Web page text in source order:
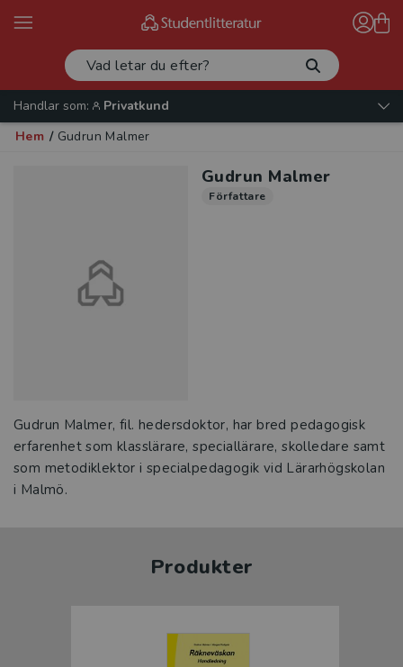
Handlar som:
Privatkund
Hem / Gudrun Malmer
Gudrun Malmer
Författare
Gudrun Malmer, fil. hedersdoktor, har bred pedagogisk
erfarenhet som klasslärare, speciallärare, skolledare samt
som metodiklektor i specialpedagogik vid Lärarhögskolan
i Malmö.
Produkter